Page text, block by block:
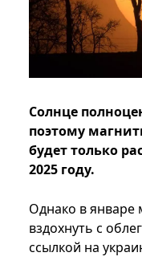
Солнце
поэтому
будет только
2025 году.
Однако в январе
вздохнуть с
ссылкой на